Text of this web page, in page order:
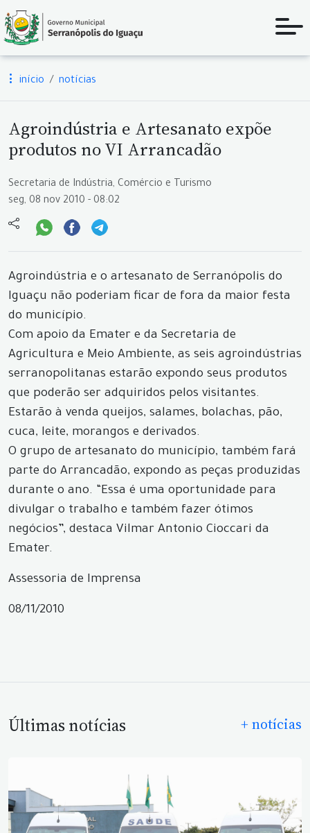
início notícias
Agroindústria e Artesanato expõe
produtos no VI Arrancadão
Secretaria de Indústria, Comércio e Turismo
seg, 08 nov 2010 - 08:02
Agroindústria e o artesanato de Serranópolis do
Iguaçu não poderiam ficar de fora da maior festa
do município.
Com apoio da Emater e da Secretaria de
Agricultura e Meio Ambiente, as seis agroindústrias
serranopolitanas estarão expondo seus produtos
que poderão ser adquiridos pelos visitantes.
Estarão à venda queijos, salames, bolachas, pão,
cuca, leite, morangos e derivados.
O grupo de artesanato do município, também fará
parte do Arrancadão, expondo as peças produzidas
durante o ano. “Essa é uma oportunidade para
divulgar o trabalho e também fazer ótimos
negócios”, destaca Vilmar Antonio Cioccari da
Emater.
Assessoria de Imprensa
08/11/2010
Últimas notícias + notícias